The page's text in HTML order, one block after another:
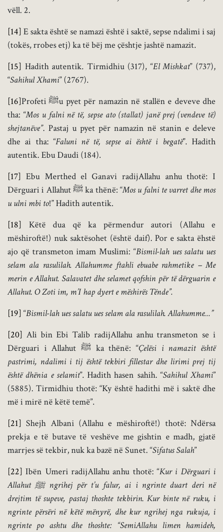
vëll. 2.
[14] E sakta është se namazi është i saktë, sepse ndalimi i saj
(tokës, rrobes etj) ka të bëj me çështje jashtë namazit.
[15] Hadith autentik. Tirmidhiu (317), “El Mishkat” (737),
“Sahihul Xhami” (2767).
[16]Profeti ﷺu pyet për namazin në stallën e deveve dhe
tha: “Mos u falni në të, sepse ato (stallat) janë prej (vendeve të)
shejtanëve”. Pastaj u pyet për namazin në stanin e deleve
dhe ai tha: “Faluni në të, sepse ai është i begatë”. Hadith
autentik. Ebu Daudi (184).
[17] Ebu Merthed el Ganavi radijAllahu anhu thotë: I
Dërguari i Allahut ﷺ ka thënë: “Mos u falni te varret dhe mos
u ulni mbi to!” Hadith autentik.
[18] Këtë dua që ka përmendur autori (Allahu e
mëshiroftë!) nuk saktësohet (është daif). Por e sakta ëhstë
ajo që transmeton imam Muslimi: “Bismil-lah ues salatu ues
selam ala rasulilah. Allahumme ftahli ebuabe rahmetike – Me
merin e Allahut. Salavatet dhe selamet qofshin për të dërguarin e
Allahut. O Zoti im, m’I hap dyert e mëshirës Tënde”.
[19] “Bismil-lah ues salatu ues selam ala rasulilah. Allahumme…”
[20] Ali bin Ebi Talib radijAllahu anhu transmeton se i
Dërguari i Allahut ﷺ ka thënë: “Çelësi i namazit është
pastrimi, ndalimi i tij është tekbiri fillestar dhe lirimi prej tij
është dhënia e selamit”. Hadith hasen sahih. “Sahihul Xhami”
(5885). Tirmidhiu thotë: “Ky është hadithi më i saktë dhe
më i mirë në këtë temë”.
[21] Shejh Albani (Allahu e mëshiroftë!) thotë: Ndërsa
prekja e të butave të veshëve me gishtin e madh, gjatë
marrjes së tekbir, nuk ka bazë në Sunet. “Sifatus Salah”
[22] Ibën Umeri radijAllahu anhu thotë: “Kur i Dërguari i
Allahutﷺngrihej për t’u falur, ai i ngrinte duart deri në
drejtim të supeve, pastaj thoshte tekbirin. Kur binte në ruku, i
ngrinte përsëri në këtë mënyrë, dhe kur ngrihej nga rukuja, i
ngrinte po ashtu dhe thoshte: “SemiAllahu limen hamideh,